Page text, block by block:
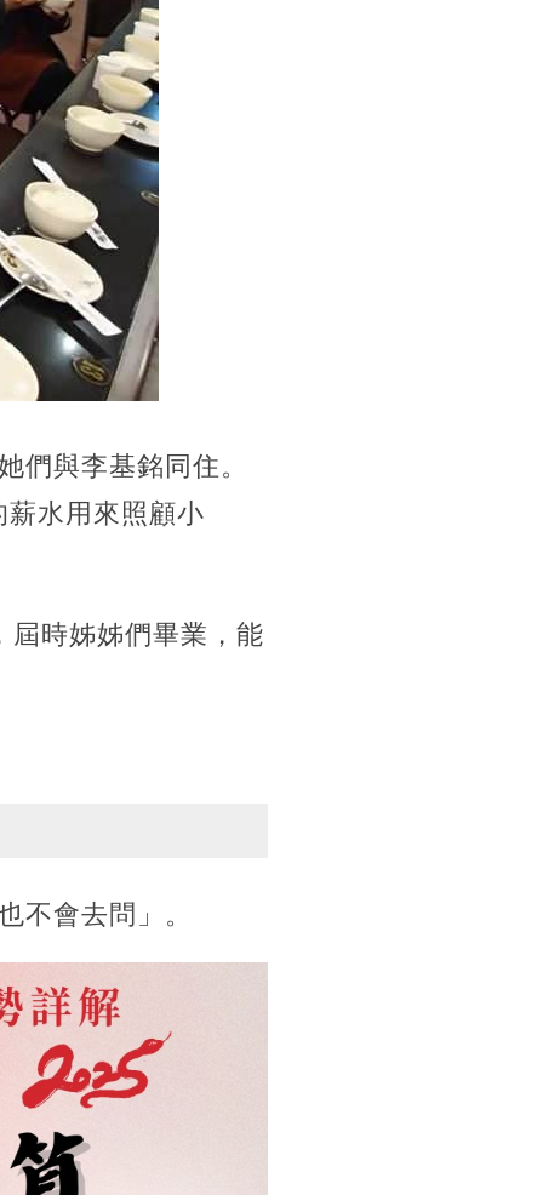
們與李基銘同住。
水用來照顧小
屆時姊姊們畢業，能
不會去問」。